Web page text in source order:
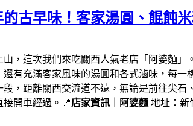
古早味！客家湯圓、餛飩
，這次我們來吃關西人氣老店「阿婆麵
有充滿客家風味的湯圓和各式滷味，每一
段，距離關西交流道不遠，無論是前往尖
接開車經過。📍店家資訊｜阿婆麵 地址：新